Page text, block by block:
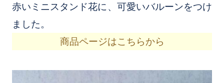
赤いミニスタンド花に、可愛いバルーンをつけ
ました。
商品ページはこちらから